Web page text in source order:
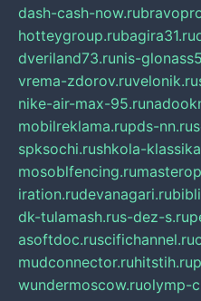
dash-cash-now.ru
hotteygroup.rubagira31.ru
dveriland73.runis-
vrema-zdorov.ruvelonik.ru
nike-air-max-95.ru
mobilreklama.rupds-nn.ru
spksochi.rushkola-
mosoblfencing.ru
iration.rudevanagari.ru
dk-tulamash.rus-dez-s.ru
asoftdoc.ruscifichannel.ru
mudconnector.ruhitstih.ru
wundermoscow.ruolymp-